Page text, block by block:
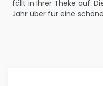
fällt in Ihrer Theke auf.
Jahr über für eine